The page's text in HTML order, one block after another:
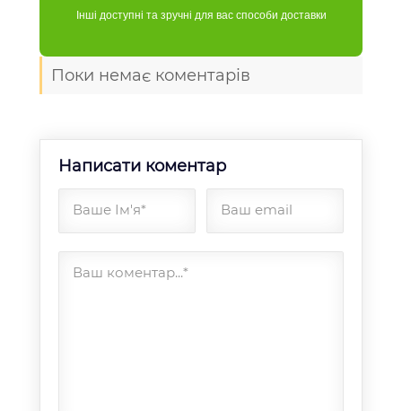
Інші доступні та зручні для вас способи доставки
Поки немає коментарів
Написати коментар
Ваше Ім'я* Ваш email
Ваш коментар...*